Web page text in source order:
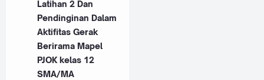
Latihan 2 Dan
Pendinginan Dalam
Aktifitas Gerak
Berirama Mapel
PJOK kelas 12
SMA/MA